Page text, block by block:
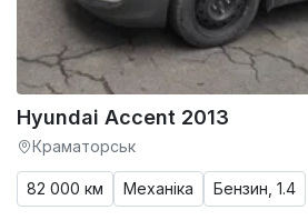
Hyundai Accent 2013
Краматорськ
82 000 км Механіка Бензин, 1.4